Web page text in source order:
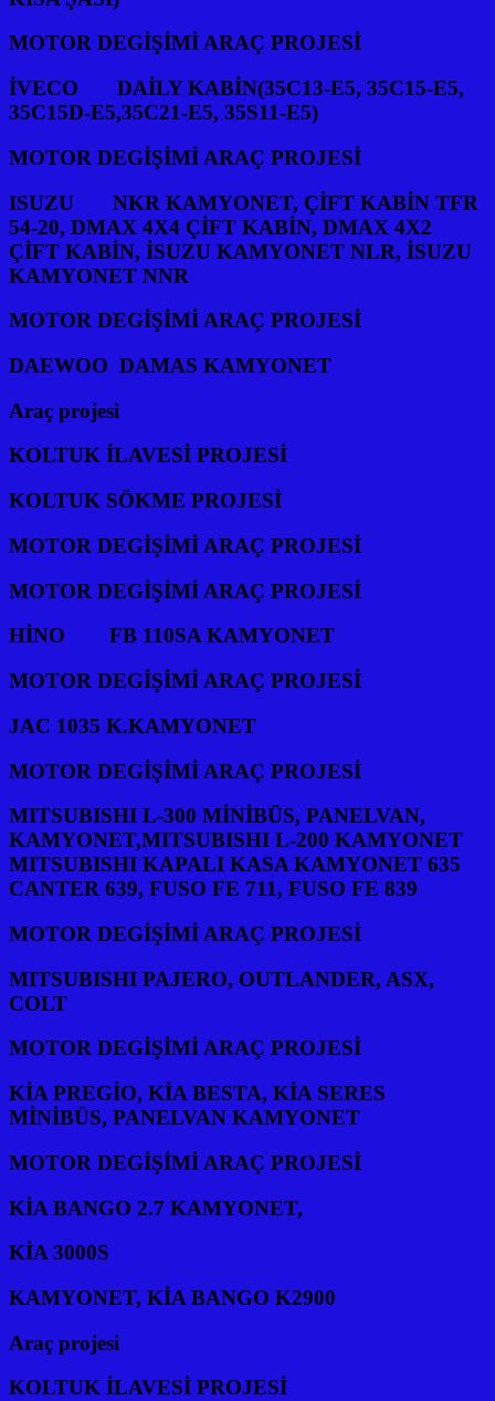
MOTOR DEGİŞİMİ ARAÇ PROJESİ
İVECO DAİLY KABİN(35C13-E5, 35C15-E5,
35C15D-E5,35C21-E5, 35S11-E5)
MOTOR DEGİŞİMİ ARAÇ PROJESİ
ISUZU NKR KAMYONET, ÇİFT KABİN TFR
54-20, DMAX 4X4 ÇİFT KABİN, DMAX 4X2
ÇİFT KABİN, İSUZU KAMYONET NLR, İSUZU
KAMYONET NNR
MOTOR DEGİŞİMİ ARAÇ PROJESİ
DAEWOO DAMAS KAMYONET
Araç projesi
KOLTUK İLAVESİ PROJESİ
KOLTUK SÖKME PROJESİ
MOTOR DEGİŞİMİ ARAÇ PROJESİ
MOTOR DEGİŞİMİ ARAÇ PROJESİ
HİNO FB 110SA KAMYONET
MOTOR DEGİŞİMİ ARAÇ PROJESİ
JAC 1035 K.KAMYONET
MOTOR DEGİŞİMİ ARAÇ PROJESİ
MITSUBISHI L-300 MİNİBÜS, PANELVAN,
KAMYONET,MITSUBISHI L-200 KAMYONET
MITSUBISHI KAPALI KASA KAMYONET 635
CANTER 639, FUSO FE 711, FUSO FE 839
MOTOR DEGİŞİMİ ARAÇ PROJESİ
MITSUBISHI PAJERO, OUTLANDER, ASX,
COLT
MOTOR DEGİŞİMİ ARAÇ PROJESİ
KİA PREGİO, KİA BESTA, KİA SERES
MİNİBÜS, PANELVAN KAMYONET
MOTOR DEGİŞİMİ ARAÇ PROJESİ
KİA BANGO 2.7 KAMYONET,
KİA 3000S
KAMYONET, KİA BANGO K2900
Araç projesi
KOLTUK İLAVESİ PROJESİ